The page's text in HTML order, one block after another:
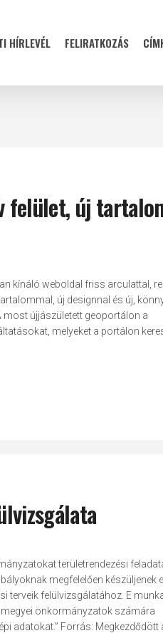
HÍRLEVÉL FELIRATKOZÁS
felület, új
kínáló weboldal friss arculattal,
új designnal és új,
most újjászületett geoportálon a
melyeket a portálon
területrendezési
megfelelően készüljenek
terveik felülvizsgálatához. E
önkormányzatok számára
adatokat.” Forrás: Megkezdődött